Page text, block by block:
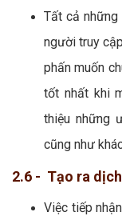
Tất cả
người truy
phấn muốn
tốt nhất khi
thiệu những
cũng như
2.6 - Tạo ra
Việc tiếp